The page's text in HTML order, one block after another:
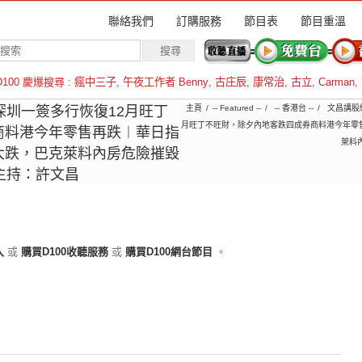
聯絡我們 訂購服務 節目表 節目重溫
慶爆搜尋 : 瘋中三子, 午夜工作者 Benny, 古庄辰, 康常治, 古立, Carman,
倫斯
一簽多行恢復12月旺丁
港今年零售再跌︱華日指
，巴克萊料內房危險摧毀
持：許文昌
主頁 -- Featured -- -- 香港台 --
文昌講股
月旺丁不旺財，除夕內地客跌四成券商料港今年
萊料
或 購買D100收聽服務 或 購買D100網台節目 。